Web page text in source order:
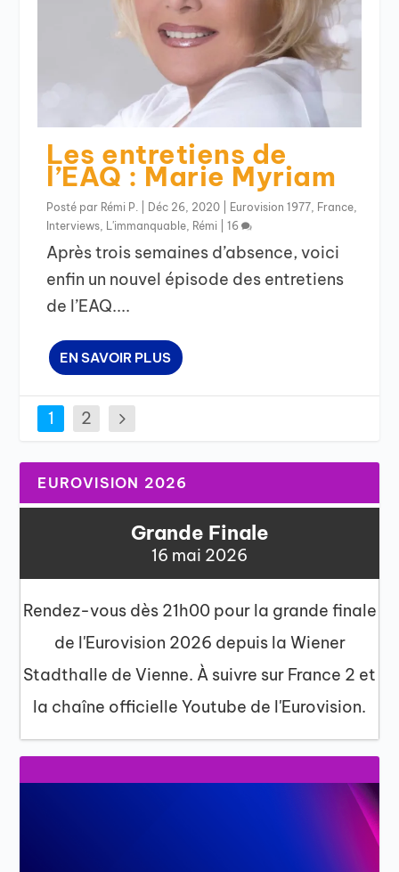
Les entretiens de
l’EAQ : Marie Myriam
Posté par Rémi P. Déc 26, 2020 Eurovision 1977 France
Interviews
L'immanquable Rémi |16
Après trois semaines d’absence, voici
enfin un nouvel épisode des entretiens
de l’EAQ....
EN SAVOIR PLUS
1 2
EUROVISION 2026
Grande Finale
16 mai 2026
Rendez-vous dès 21h00 pour la grande finale
de l'Eurovision 2026 depuis la Wiener
Stadthalle de Vienne. À suivre sur France 2 et
la chaîne officielle Youtube de l'Eurovision.